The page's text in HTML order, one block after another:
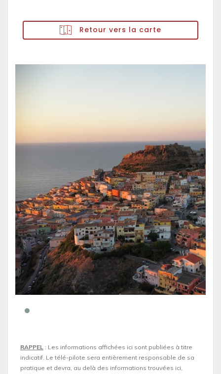
Retour vers la carte
RAPPEL : Les informations affichées ici sont publiées à titre
indicatif. Le télé-pilote sera entièrement responsable de sa
pratique et devra, au delà des informations trouvées ici,